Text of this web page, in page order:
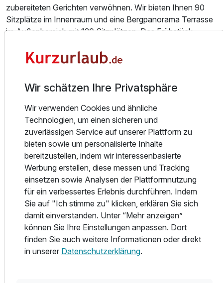
Für 5 Tage p.P. ab250,00 €
2 Erwachsene und 2 Kinder
zubereiteten Gerichten verwöhnen. Wir bieten Ihnen 90
Sitzplätze im Innenraum und eine Bergpanorama Terrasse
im Außenbereich mit 120 Sitzplätzen. Das Frühstück
Die acht Juniorsuiten erreichen Sie bequem über einen
befindet. Während die Größe der Suiten variiert (35qm-
60qm), gibt es bei der Ausstattung keine Unterschiede. Alle
Suiten sind ausgestattet mit einer kleinen Küchenzeile,
DU/-WC, Flat TV, Haartrockner, kostenlosem WLAN,
Bluetooth- Kopfhörern und Balkon mit Bergblick. Um sich
nach einem anstrengendem Tag zu erholen, bieten wir
Ihnen eine finnische Sauna mit ätherischem Aufguss. Alle
Zimmer wurden im Jahr 2017 mit neuen, hochwertigem
TEMPUR- Matratzen ausgestattet. Ab zwei
Übernachtungen kommen Sie in den Genuss unseres
"Kissenmenü´s" und wählen aus vier verschiedenen
Kissenarten das für Sie passende.
Im Winter führen die Langlaufloipen direkt am Haus vorbei
welche täglich präpariert werden. Skibushaltestelle, sowie
Wir schätzen Ihre Privatsphäre
Wir verwenden Cookies und ähnliche
Technologien, um einen sicheren und
zuverlässigen Service auf unserer Plattform zu
bieten sowie um personalisierte Inhalte
bereitzustellen, indem wir interessenbasierte
Werbung erstellen, diese messen und Tracking
einsetzen sowie Analysen der Plattformnutzung
für ein verbessertes Erlebnis durchführen. Indem
Sie auf "Ich stimme zu" klicken, erklären Sie sich
damit einverstanden. Unter “Mehr anzeigen”
können Sie Ihre Einstellungen anpassen. Dort
finden Sie auch weitere Informationen oder direkt
in unserer Datenschutzerklärung.